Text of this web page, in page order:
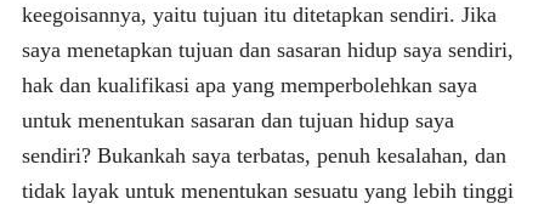
keegoisannya, yaitu tujuan itu ditetapkan sendiri. Jika
saya menetapkan tujuan dan sasaran hidup saya sendiri,
hak dan kualifikasi apa yang memperbolehkan saya
untuk menentukan sasaran dan tujuan hidup saya
sendiri? Bukankah saya terbatas, penuh kesalahan, dan
tidak layak untuk menentukan sesuatu yang lebih tinggi